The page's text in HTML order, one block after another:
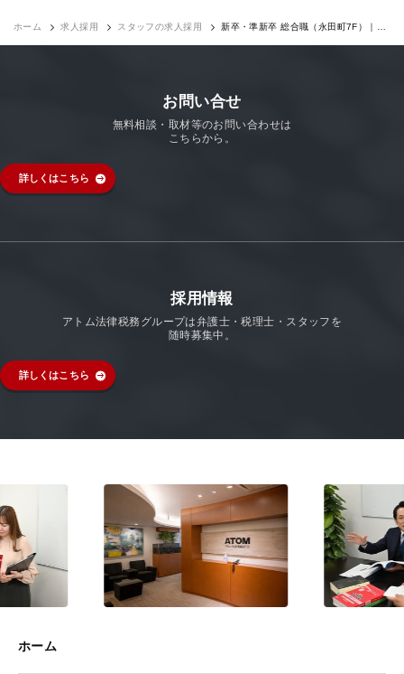
ホーム 求人採用 スタッフの求人採用
新卒・準新卒 総合職（永田町7F）｜求
お問い合せ
無料相談・取材等のお問い合わせは
こちらから。
詳しくはこちら
採用情報
アトム法律税務グループは弁護士・税理士・スタッフを
随時募集中。
詳しくはこちら
ホーム